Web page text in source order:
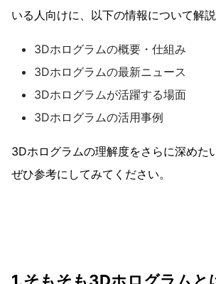
いる人向けに、以下の情報について解説
3Dホログラムの概要・仕組み
3Dホログラムの最新ニュース
3Dホログラムが活躍する場面
3Dホログラムの活用事例
3Dホログラムの理解度をさらに深めた
ぜひ参考にしてみてください。